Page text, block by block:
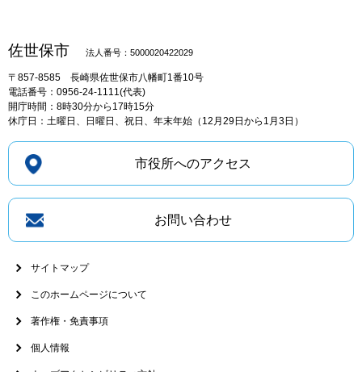
佐世保市 法人番号：5000020422029
〒857-8585 長崎県佐世保市八幡町1番10号
電話番号：0956-24-1111(代表)
開庁時間：8時30分から17時15分
休庁日：土曜日、日曜日、祝日、年末年始（12月29日から1月3日）
市役所へのアクセス
お問い合わせ
サイトマップ
このホームページについて
著作権・免責事項
個人情報